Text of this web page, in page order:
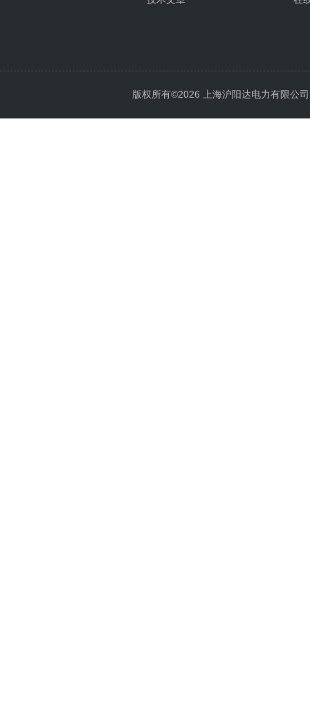
版权所有©2026 上海沪阳达电力有限公